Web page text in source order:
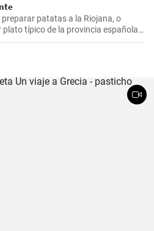
patatas a la Riojana, o
típico de la provincia española